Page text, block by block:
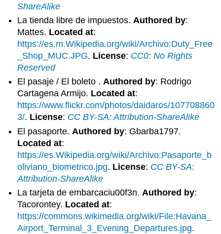
ShareAlike
La tienda libre de impuestos.Authored by:
Mattes. Located at:
https://es.m.Wikipedia.org/wiki/Archivo:Duty_Free
_Shop_MUC.JPG. License: CC0: No Rights
Reserved
El pasaje / El boleto .Authored by: Rodrigo
Cartagena Armijo. Located at:
https://www.flickr.com/photos/daidaros/107708860
3/. License: CC BY-SA: Attribution-ShareAlike
El pasaporte. Authored by: Gbarba1797.
Located at:
https://es.Wikipedia.org/wiki/Archivo:Pasaporte_b
oliviano_biometrico.jpg. License: CC BY-SA:
Attribution-ShareAlike
La tarjeta de embarcaciu00f3n.Authored by:
Tacorontey. Located at:
https://commons.wikimedia.org/wiki/File:Havana_
Airport_Terminal_3_Evening_Departures.jpg.